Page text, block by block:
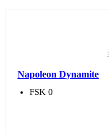
Napoleon Dynamite
FSK 0